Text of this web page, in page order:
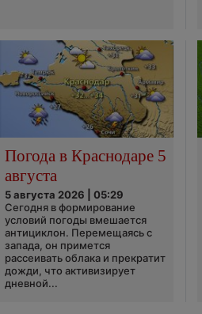
Погода в Краснодаре 5
августа
5 августа 2026 | 05:29
Сегодня в формирование
условий погоды вмешается
антициклон. Перемещаясь с
запада, он примется
рассеивать облака и прекратит
дожди, что активизирует
дневной...